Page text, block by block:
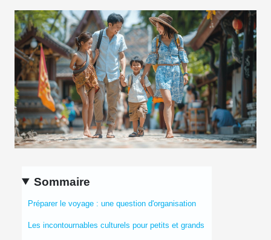
Sommaire
Préparer le voyage : une question d'organisation
Les incontournables culturels pour petits et grands